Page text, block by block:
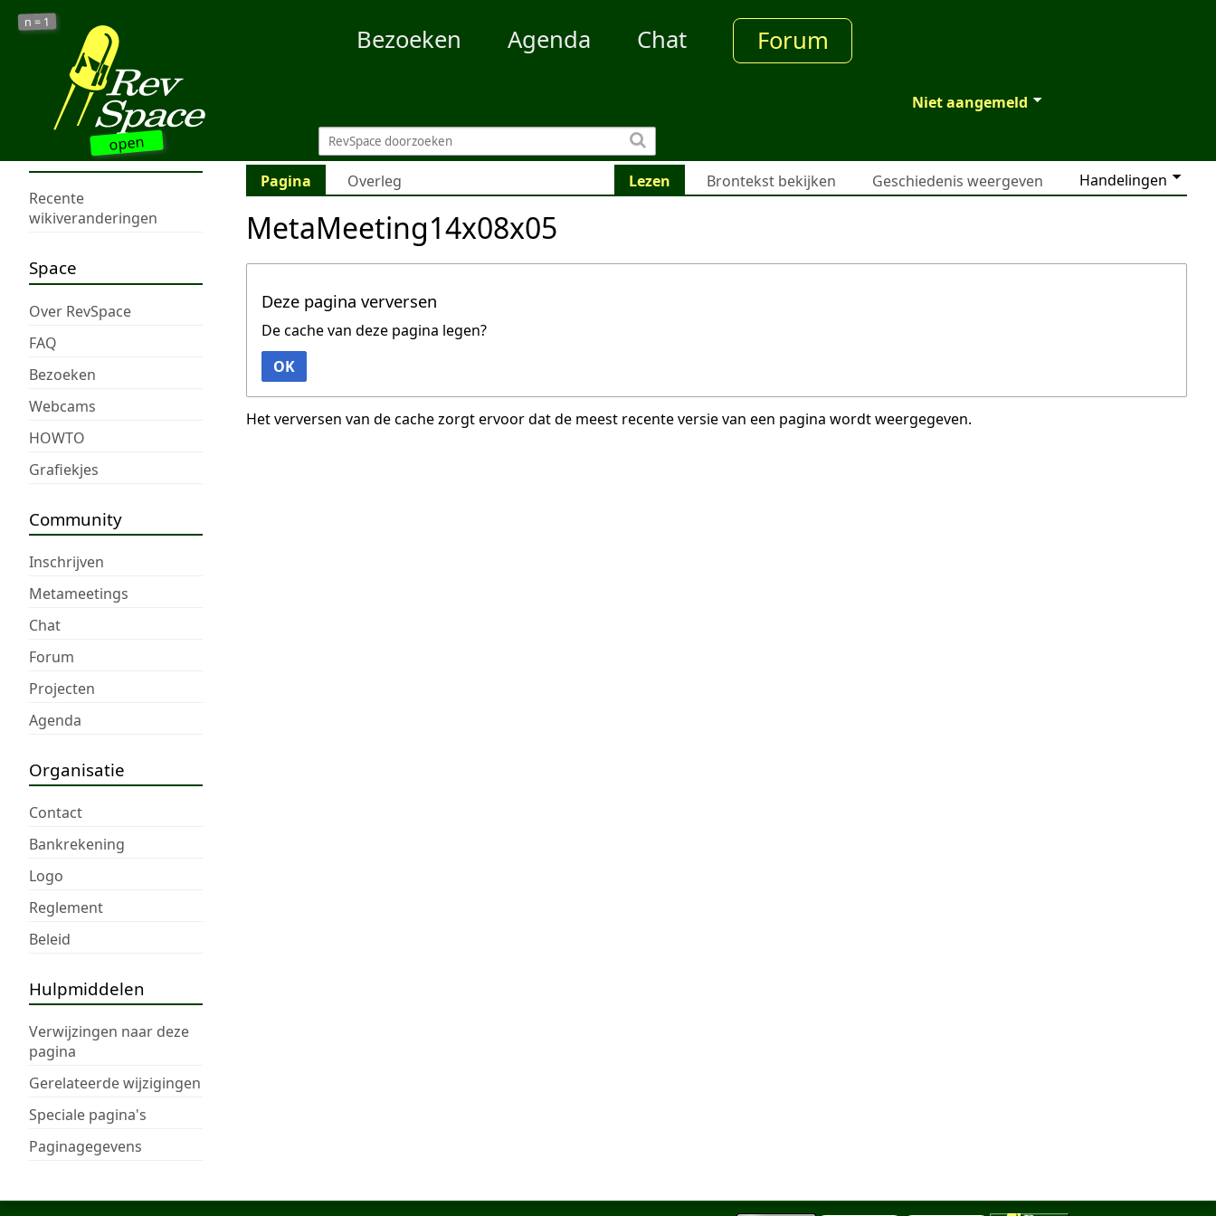
open
n = 1
Bezoeken Agenda Chat Forum
Niet aangemeld
Recente
wikiveranderingen
Space
Over RevSpace
FAQ
Bezoeken
Webcams
HOWTO
Grafiekjes
Community
Inschrijven
Metameetings
Chat
Forum
Projecten
Agenda
Organisatie
Contact
Bankrekening
Logo
Reglement
Beleid
Hulpmiddelen
Verwijzingen naar deze
pagina
Gerelateerde wijzigingen
Speciale pagina's
Paginagegevens
Pagina Overleg Handelingen
Lezen Brontekst bekijken Geschiedenis weergeven
MetaMeeting14x08x05
Deze pagina verversen
De cache van deze pagina legen?
OK
Het verversen van de cache zorgt ervoor dat de meest recente versie van een pagina wordt weergegeven.